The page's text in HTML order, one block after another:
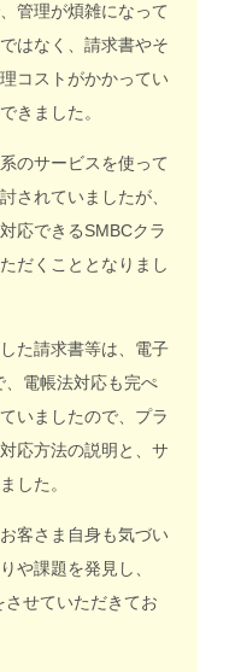
管理が煩雑になって
はなく、請求書やそ
コストがかかってい
きました。
のサービスを使って
されていましたが、
応できるSMBCクラ
だくこととなりまし
た請求書等は、電子
、電帳法対応も完ぺ
いましたので、プラ
応方法の説明と、サ
した。
客さま自身も気づい
や課題を発見し、
せていただきてお